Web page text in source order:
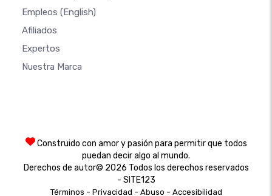
Empleos (English)
Afiliados
Expertos
Nuestra Marca
Construido con amor y pasión para permitir que todos
puedan decir algo al mundo.
Derechos de autor© 2026 Todos los derechos reservados
- SITE123
Términos - Privacidad - Abuso - Accesibilidad